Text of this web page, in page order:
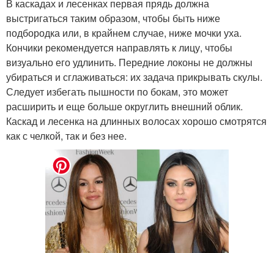
В каскадах и лесенках первая прядь должна
выстригаться таким образом, чтобы быть ниже
подбородка или, в крайнем случае, ниже мочки уха.
Кончики рекомендуется направлять к лицу, чтобы
визуально его удлинить. Передние локоны не должны
убираться и сглаживаться: их задача прикрывать скулы.
Следует избегать пышности по бокам, это может
расширить и еще больше округлить внешний облик.
Каскад и лесенка на длинных волосах хорошо смотрятся
как с челкой, так и без нее.